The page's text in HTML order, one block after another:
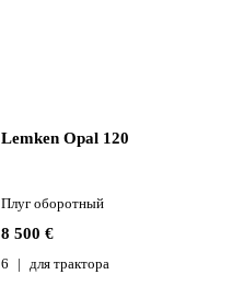
Lemken Opal 120
8 500 €
Плуг оборотный
6 для трактора